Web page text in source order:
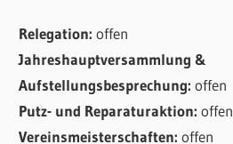
Relegation:offen
Jahreshauptversammlung &
Aufstellungsbesprechung:offen
Putz- und Reparaturaktion:offen
Vereinsmeisterschaften:offen